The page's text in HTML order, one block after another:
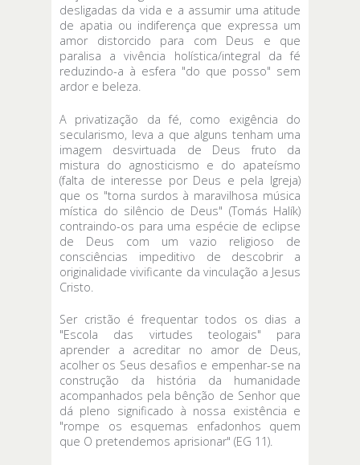
desligadas da vida e a assumir uma atitude
de apatia ou indiferença que expressa um
amor distorcido para com Deus e que
paralisa a vivência holística/integral da fé
reduzindo-a à esfera "do que posso" sem
ardor e beleza.
A privatização da fé, como exigência do
secularismo, leva a que alguns tenham uma
imagem desvirtuada de Deus fruto da
mistura do agnosticismo e do apateísmo
(falta de interesse por Deus e pela Igreja)
que os "torna surdos à maravilhosa música
mística do silêncio de Deus" (Tomás Halík)
contraindo-os para uma espécie de eclipse
de Deus com um vazio religioso de
consciências impeditivo de descobrir a
originalidade vivificante da vinculação a Jesus
Cristo.
Ser cristão é frequentar todos os dias a
"Escola das virtudes teologais" para
aprender a acreditar no amor de Deus,
acolher os Seus desafios e empenhar-se na
construção da história da humanidade
acompanhados pela bênção de Senhor que
dá pleno significado à nossa existência e
"rompe os esquemas enfadonhos quem
que O pretendemos aprisionar" (EG 11).